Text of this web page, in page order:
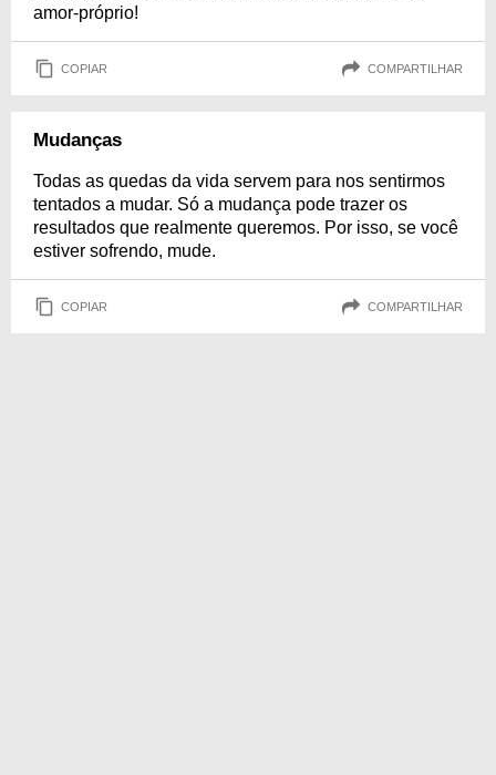
amor-próprio!
COPIAR COMPARTILHAR
Mudanças
Todas as quedas da vida servem para nos sentirmos
tentados a mudar. Só a mudança pode trazer os
resultados que realmente queremos. Por isso, se você
estiver sofrendo, mude.
COPIAR COMPARTILHAR